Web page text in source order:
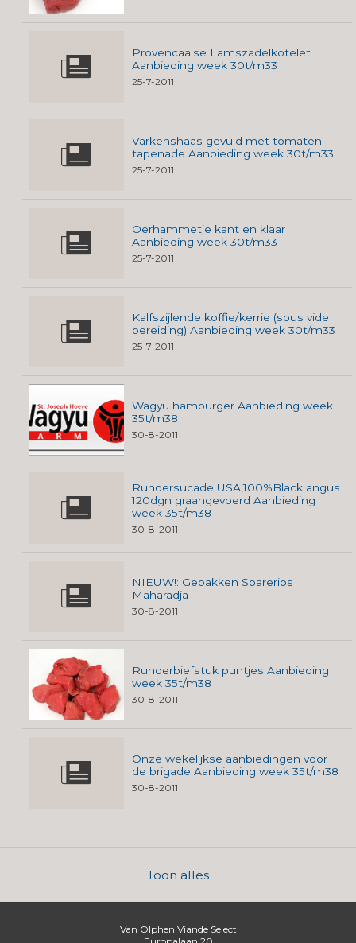
Provencaalse Lamszadelkotelet
Aanbieding week 30t/m33
25-7-2011
Varkenshaas gevuld met tomaten
tapenade Aanbieding week 30t/m33
25-7-2011
Oerhammetje kant en klaar
Aanbieding week 30t/m33
25-7-2011
Kalfszijlende koffie/kerrie (sous vide
bereiding) Aanbieding week 30t/m33
25-7-2011
Wagyu hamburger Aanbieding week
35t/m38
30-8-2011
Rundersucade USA,100%Black angus
120dgn graangevoerd Aanbieding
week 35t/m38
30-8-2011
NIEUW!: Gebakken Spareribs
Maharadja
30-8-2011
Runderbiefstuk puntjes Aanbieding
week 35t/m38
30-8-2011
Onze wekelijkse aanbiedingen voor
de brigade Aanbieding week 35t/m38
30-8-2011
Toon alles
Van Olphen Viande Select